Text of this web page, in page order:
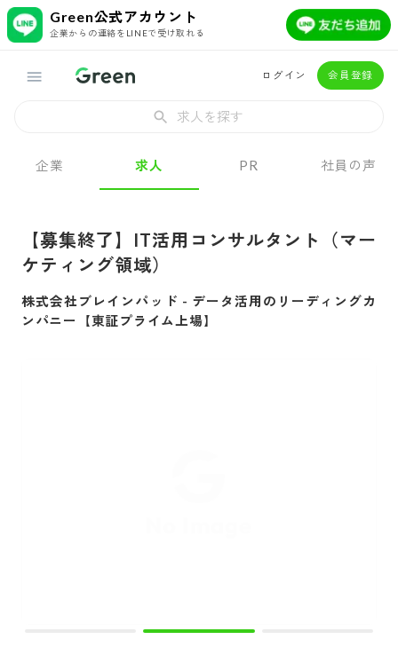
Green公式アカウント
企業からの連絡をLINEで受け取れる
ログイン 会員登録
求人を探す
企業 求人 PR 社員の声
【募集終了】IT活用コンサルタント（マー
ケティング領域）
株式会社ブレインパッド - データ活用のリーディングカ
ンパニー【東証プライム上場】